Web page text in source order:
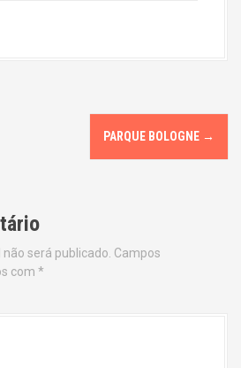
PARQUE BOLOGNE →
será publicado. Campos
com *